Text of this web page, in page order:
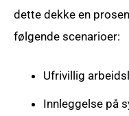
dette dekke en
følgende scenarioer:
Ufrivillig
Innleggelse på